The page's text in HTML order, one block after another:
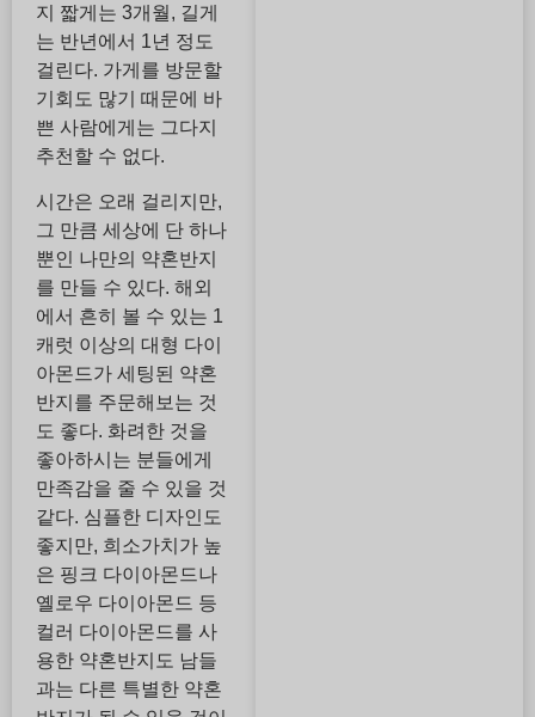
지 짧게는 3개월, 길게
는 반년에서 1년 정도
걸린다. 가게를 방문할
기회도 많기 때문에 바
쁜 사람에게는 그다지
추천할 수 없다.
시간은 오래 걸리지만,
그 만큼 세상에 단 하나
뿐인 나만의 약혼반지
를 만들 수 있다. 해외
에서 흔히 볼 수 있는 1
캐럿 이상의 대형 다이
아몬드가 세팅된 약혼
반지를 주문해보는 것
도 좋다. 화려한 것을
좋아하시는 분들에게
만족감을 줄 수 있을 것
같다. 심플한 디자인도
좋지만, 희소가치가 높
은 핑크 다이아몬드나
옐로우 다이아몬드 등
컬러 다이아몬드를 사
용한 약혼반지도 남들
과는 다른 특별한 약혼